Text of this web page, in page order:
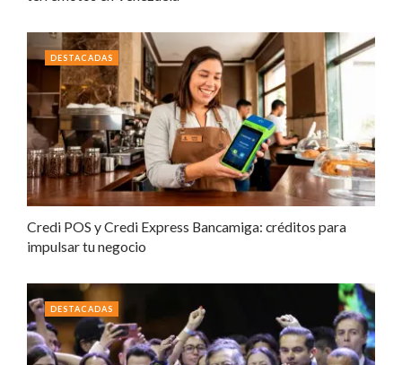
Credi POS y Credi Express Bancamiga: créditos para
impulsar tu negocio
DESTACADAS
DESTACADAS